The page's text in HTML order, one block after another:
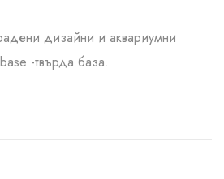
дизайни и аквариумни
-твърда база.